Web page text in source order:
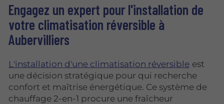
Engagez un expert pour l'installation de
votre climatisation réversible à
Aubervilliers
L'installation d'une climatisation réversible est
une décision stratégique pour qui recherche
confort et maîtrise énergétique. Ce système de
chauffage 2-en-1 procure une fraîcheur